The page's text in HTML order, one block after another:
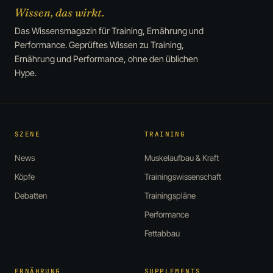
Wissen, das wirkt.
Das Wissensmagazin für Training, Ernährung und
Performance. Geprüftes Wissen zu Training,
Ernährung und Performance, ohne den üblichen
Hype.
SZENE
News
Köpfe
Debatten
TRAINING
Muskelaufbau & Kraft
Trainingswissenschaft
Trainingspläne
Performance
Fettabbau
ERNÄHRUNG SUPPLEMENTS